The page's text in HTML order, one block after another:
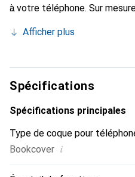
à votre téléphone. Sur
accessoire chic et essentiel
haute qualité, la marque
clientèle exigeante.
Afficher plus
Spécifications
Spécifications principales
Type de coque pour
Bookcover i